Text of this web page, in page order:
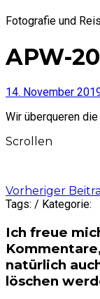
Fotografie und
APW-
14. November
Wir überqueren
Scrollen
Post
navigation
Vorheriger
Tags: / Kategorie:
Ich freue
natürlich
löschen